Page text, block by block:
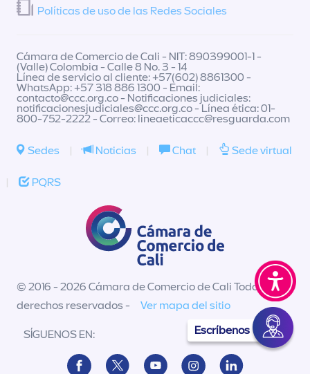
Escríbenos
Políticas de uso de las Redes Sociales
Cámara de Comercio de Cali - NIT: 890399001-1 -
(Valle) Colombia - Calle 8 No. 3 - 14
Línea de servicio al cliente: +57(602) 8861300 -
WhatsApp: +57 318 886 1300 - Email:
contacto@ccc.org.co- Notificaciones judiciales:
notificacionesjudiciales@ccc.org.co- Línea ética: 01-
800-752-2222 - Correo: lineaeticaccc@resguarda.com
Sedes | Noticias | Chat | Sede virtual
| PQRS
© 2016 - 2026 Cámara de Comercio de Cali Todos los
derechos reservados -
Ver mapa del sitio
SÍGUENOS EN: